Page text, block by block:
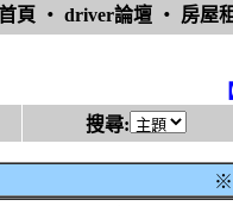
頁 ‧ driver論壇 ‧ 房屋
搜尋:
※